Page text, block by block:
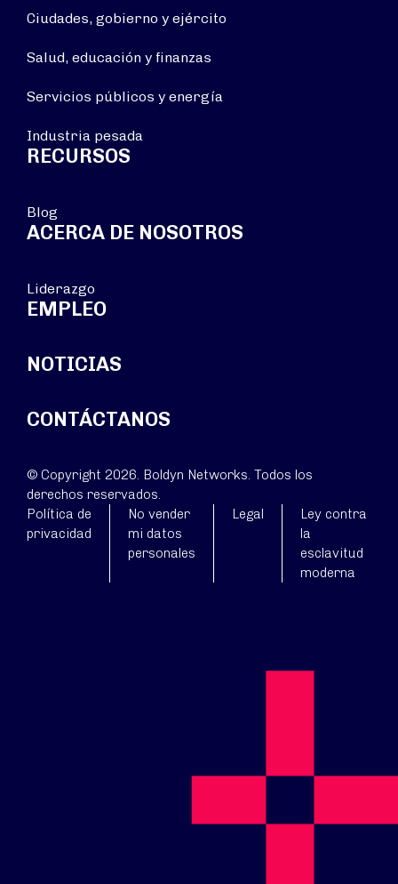
Ciudades, gobierno y ejército
Salud, educación y finanzas
Servicios públicos y energía
Industria pesada
RECURSOS
Blog
ACERCA DE NOSOTROS
Liderazgo
EMPLEO
NOTICIAS
CONTÁCTANOS
© Copyright 2026. Boldyn Networks. Todos los
derechos reservados.
Política de
privacidad
No vender
mi datos
personales
Legal
Ley contra
la
esclavitud
moderna